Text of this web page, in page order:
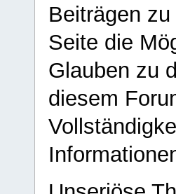
Beiträgen
Seite die
Glauben zu
diesem